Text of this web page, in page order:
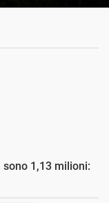
1,13 milioni: